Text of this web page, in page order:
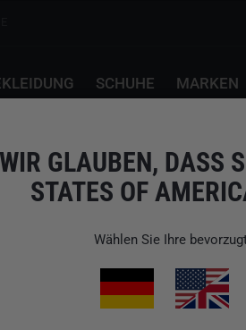
SCHUHE MARKEN
Art.-
wir
WIR GLAUBEN, DASS
STATES OF
Wählen Sie Ihre